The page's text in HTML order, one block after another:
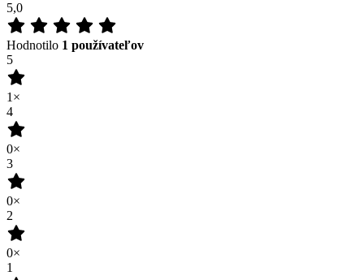
5,0
Hodnotilo 1 používateľov
5
1×
4
0×
3
0×
2
0×
1